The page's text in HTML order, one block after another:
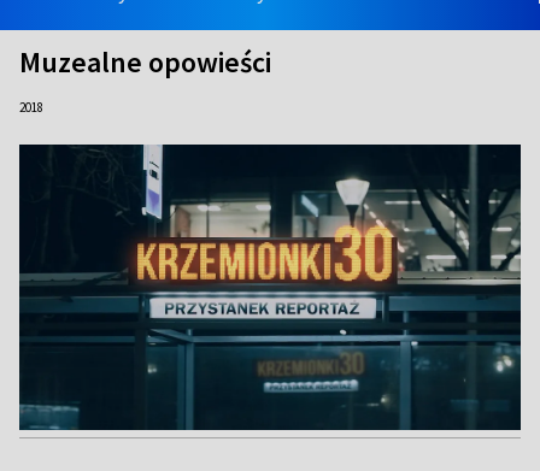
Muzealne opowieści
2018